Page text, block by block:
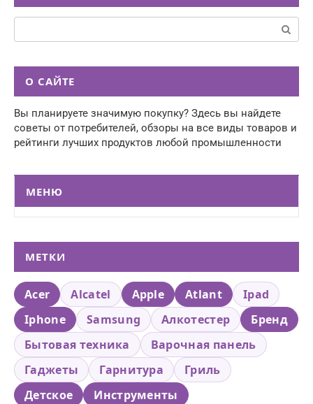
О САЙТЕ
Вы планируете значимую покупку? Здесь вы найдете
советы от потребителей, обзоры на все виды товаров и
рейтинги лучших продуктов любой промышленности
МЕНЮ
МЕТКИ
Acer Alcatel Apple Atlant
Ipad
Iphone
Samsung Алкотестер
Бренд
Бытовая техника
Варочная панель
Гаджеты
Гарнитура
Гриль
Детское
Инструменты